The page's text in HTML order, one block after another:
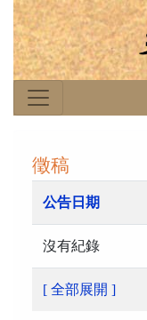
徵稿
公告日期
沒有紀錄
[ 全部展開 ]